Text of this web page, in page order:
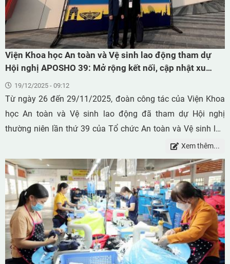
bão và động đất có thể là nguyên nhân dẫn đến sự cố tràn
hóa chất; bên cạnh đó, việc thao tác không an toàn, bảo
quản không đúng quy định hoặc thùng chứa bị hư hỏng
cũng là những yếu tố tiềm ẩn nguy cơ.
Viện Khoa học An toàn và Vệ sinh lao động tham dự
Hội nghị APOSHO 39: Mở rộng kết nối, cập nhật xu
hướng và thúc đẩy hợp tác quốc tế
19/12/2025 - 09:12
Từ ngày 26 đến 29/11/2025, đoàn công tác của Viện Khoa
học An toàn và Vệ sinh lao động đã tham dự Hội nghị
thường niên lần thứ 39 của Tổ chức An toàn và Vệ sinh lao
động khu vực châu Á – Thái Bình Dương (APOSHO 39),
được tổ chức tại New Delhi, Ấn Độ. Hội nghị do Hội đồng An
toàn Quốc gia Ấn Độ (NSC India) đăng cai, với sự tham dự
của đông đảo đại biểu đến từ các tổ chức an toàn, sức khỏe
nghề nghiệp, cơ quan quản lý nhà nước, viện nghiên cứu và
doanh nghiệp trong khu vực và trên thế giới.
Xem thêm...